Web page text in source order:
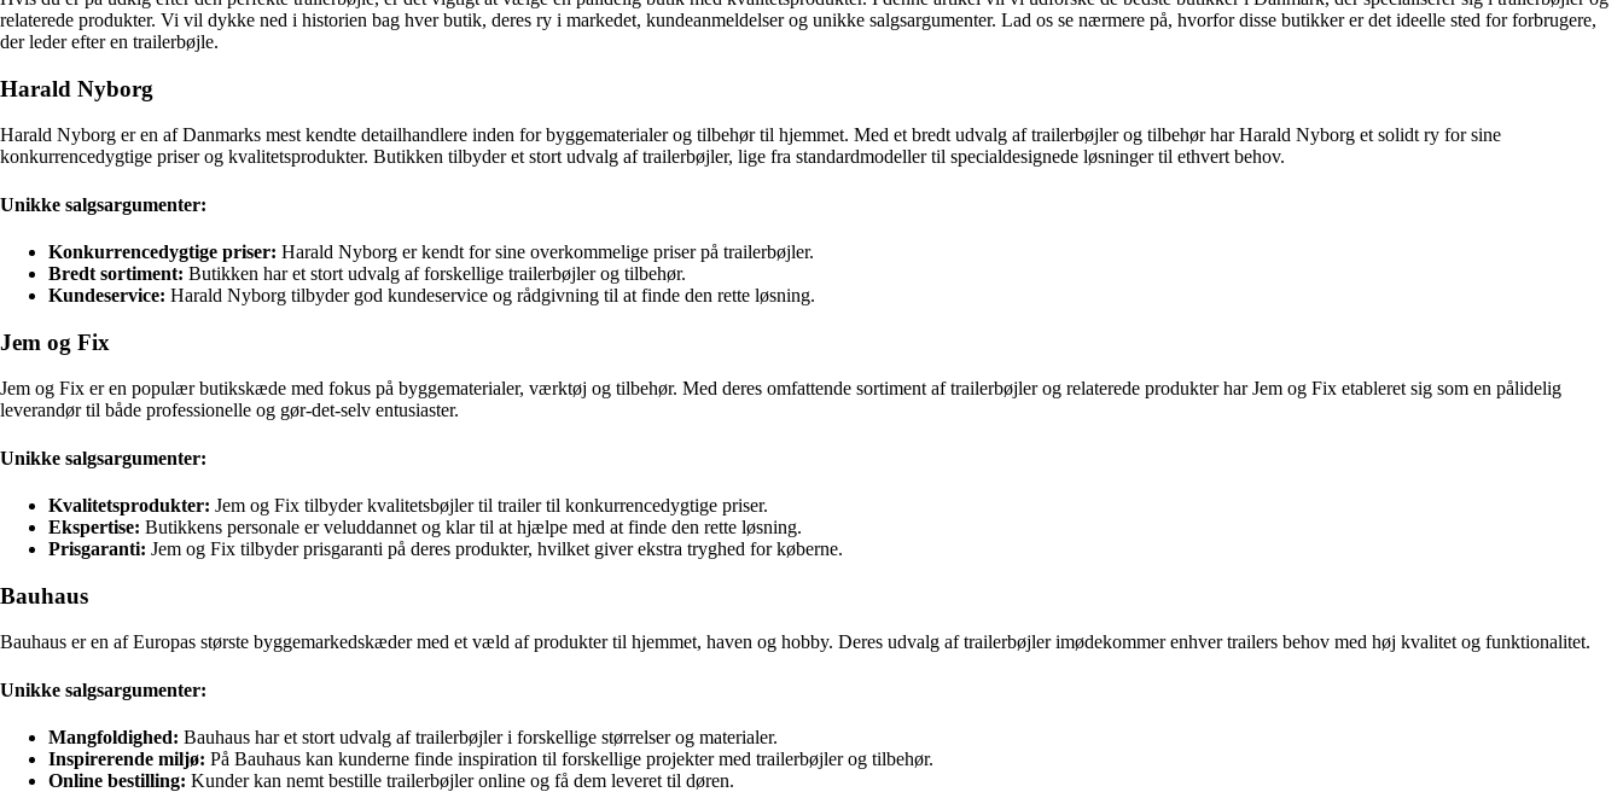
relaterede produkter. Vi vil dykke ned i historien bag hver butik, deres ry i markedet, kundeanmeldelser og unikke salgsargumenter. Lad os se nærmere på, hvorfor disse butikker er det ideelle sted for forbrugere,
der leder efter en trailerbøjle.
Harald Nyborg
Harald Nyborg er en af Danmarks mest kendte detailhandlere inden for byggematerialer og tilbehør til hjemmet. Med et bredt udvalg af trailerbøjler og tilbehør har Harald Nyborg et solidt ry for sine
konkurrencedygtige priser og kvalitetsprodukter. Butikken tilbyder et stort udvalg af trailerbøjler, lige fra standardmodeller til specialdesignede løsninger til ethvert behov.
Unikke salgsargumenter:
Konkurrencedygtige priser: Harald Nyborg er kendt for sine overkommelige priser på trailerbøjler.
Bredt sortiment: Butikken har et stort udvalg af forskellige trailerbøjler og tilbehør.
Kundeservice: Harald Nyborg tilbyder god kundeservice og rådgivning til at finde den rette løsning.
Jem og Fix
Jem og Fix er en populær butikskæde med fokus på byggematerialer, værktøj og tilbehør. Med deres omfattende sortiment af trailerbøjler og relaterede produkter har Jem og Fix etableret sig som en pålidelig
leverandør til både professionelle og gør-det-selv entusiaster.
Unikke salgsargumenter:
Kvalitetsprodukter: Jem og Fix tilbyder kvalitetsbøjler til trailer til konkurrencedygtige priser.
Ekspertise: Butikkens personale er veluddannet og klar til at hjælpe med at finde den rette løsning.
Prisgaranti: Jem og Fix tilbyder prisgaranti på deres produkter, hvilket giver ekstra tryghed for køberne.
Bauhaus
Bauhaus er en af Europas største byggemarkedskæder med et væld af produkter til hjemmet, haven og hobby. Deres udvalg af trailerbøjler imødekommer enhver trailers behov med høj kvalitet og funktionalitet.
Unikke salgsargumenter:
Mangfoldighed: Bauhaus har et stort udvalg af trailerbøjler i forskellige størrelser og materialer.
Inspirerende miljø: På Bauhaus kan kunderne finde inspiration til forskellige projekter med trailerbøjler og tilbehør.
Online bestilling: Kunder kan nemt bestille trailerbøjler online og få dem leveret til døren.